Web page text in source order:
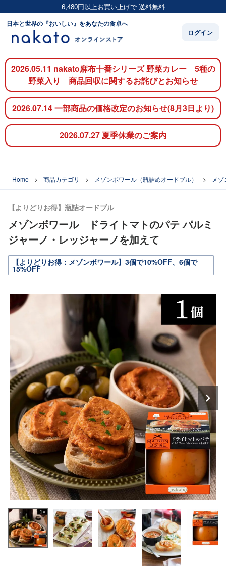
6,480円以上お買い上げで 送料無料
日本と世界の『おいしい』をあなたの食卓へ
ログイン
2026.05.11 nakato麻布十番シリーズ 野菜カレー 5種の
野菜入り 商品回収に関するお詫びとお知らせ
2026.07.14 一部商品の価格改定のお知らせ(8月3日より)
2026.07.27 夏季休業のご案内
Home 商品カテゴリ メゾンボワール（瓶詰めオードブル） メ
【よりどりお得】瓶詰オードブル
メゾンボワール ドライトマトのパテ パルミ
ジャーノ・レッジャーノを加えて
【よりどりお得：メゾンボワール】3個で10%OFF、6個で
15%OFF